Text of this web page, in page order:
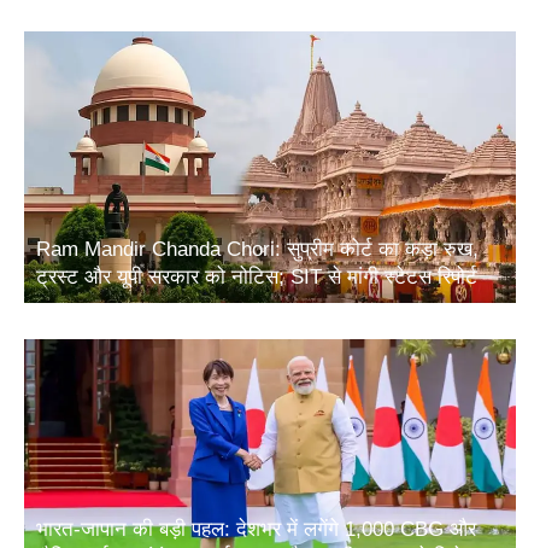
Ram Mandir Chanda Chori: सुप्रीम कोर्ट का कड़ा रुख,
ट्रस्ट और यूपी सरकार को नोटिस; SIT से मांगी स्टेटस रिपोर्ट
भारत-जापान की बड़ी पहल: देशभर में लगेंगे 1,000 CBG और